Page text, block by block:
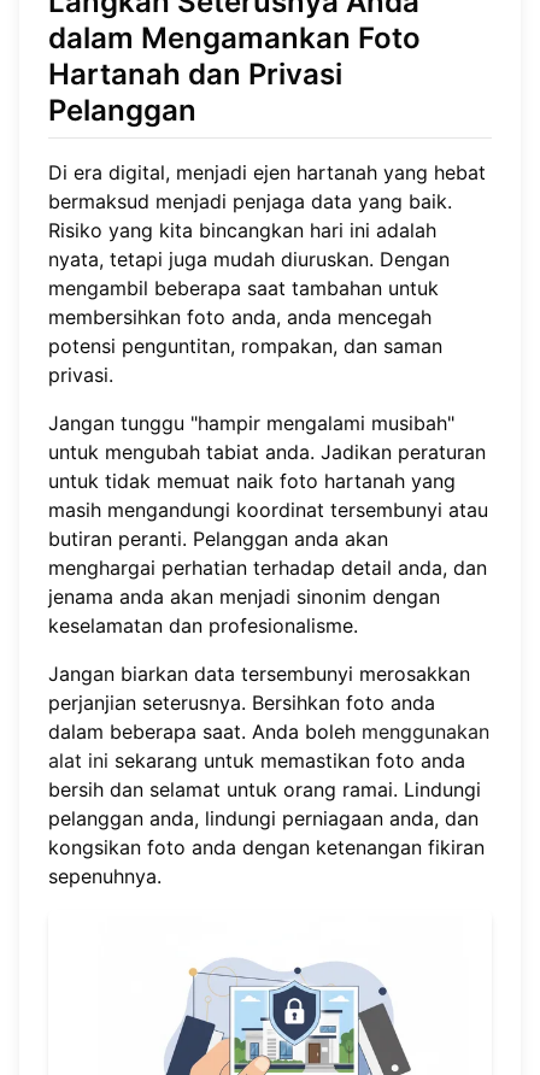
dalam Mengamankan Foto
Hartanah dan Privasi
Pelanggan
Di era digital, menjadi ejen hartanah yang hebat
bermaksud menjadi penjaga data yang baik.
Risiko yang kita bincangkan hari ini adalah
nyata, tetapi juga mudah diuruskan. Dengan
mengambil beberapa saat tambahan untuk
membersihkan foto anda, anda mencegah
potensi penguntitan, rompakan, dan saman
privasi.
Jangan tunggu "hampir mengalami musibah"
untuk mengubah tabiat anda. Jadikan peraturan
untuk tidak memuat naik foto hartanah yang
masih mengandungi koordinat tersembunyi atau
butiran peranti. Pelanggan anda akan
menghargai perhatian terhadap detail anda, dan
jenama anda akan menjadi sinonim dengan
keselamatan dan profesionalisme.
Jangan biarkan data tersembunyi merosakkan
perjanjian seterusnya. Bersihkan foto anda
dalam beberapa saat. Anda boleh menggunakan
alat ini sekarang untuk memastikan foto anda
bersih dan selamat untuk orang ramai. Lindungi
pelanggan anda, lindungi perniagaan anda, dan
kongsikan foto anda dengan ketenangan fikiran
sepenuhnya.